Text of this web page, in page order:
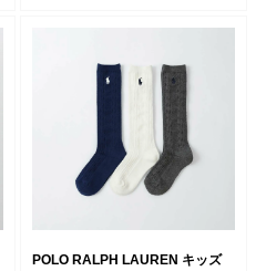
POLO RALPH LAUREN キッズ